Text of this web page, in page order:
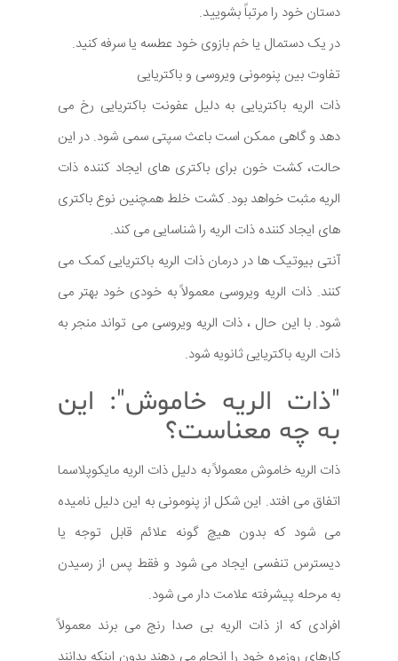
دستان خود را مرتباً بشویید.
در یک دستمال یا خم بازوی خود عطسه یا سرفه کنید.
تفاوت بین پنومونی ویروسی و باکتریایی
ذات الریه باکتریایی به دلیل عفونت باکتریایی رخ می
دهد و گاهی ممکن است باعث سپتی سمی شود. در این
حالت، کشت خون برای باکتری های ایجاد کننده ذات
الریه مثبت خواهد بود. کشت خلط همچنین نوع باکتری
های ایجاد کننده ذات الریه را شناسایی می کند.
آنتی بیوتیک ها در درمان ذات الریه باکتریایی کمک می
کنند. ذات الریه ویروسی معمولاً به خودی خود بهتر می
شود. با این حال ، ذات الریه ویروسی می تواند منجر به
ذات الریه باکتریایی ثانویه شود.
"ذات الریه خاموش": این
به چه معناست؟
ذات الریه خاموش معمولاً به دلیل ذات الریه مایکوپلاسما
اتفاق می افتد. این شکل از پنومونی به این دلیل نامیده
می شود که بدون هیچ گونه علائم قابل توجه یا
دیسترس تنفسی ایجاد می شود و فقط پس از رسیدن
به مرحله پیشرفته علامت دار می شود.
افرادی که از ذات الریه بی صدا رنج می برند معمولاً